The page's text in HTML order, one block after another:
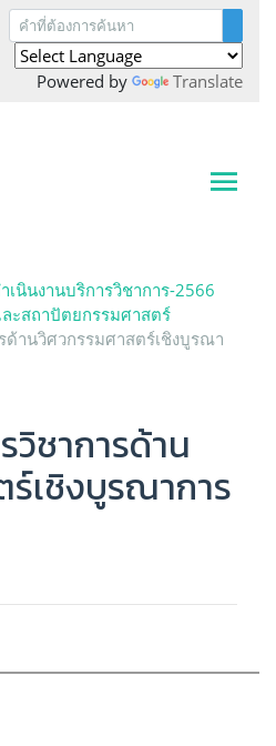
Powered by Translate
เนินงานบริการวิชาการ-2566
ะสถาปัตยกรรมศาสตร์
ด้านวิศวกรรมศาสตร์เชิงบูรณา
วิชาการด้าน
เชิงบูรณาการ